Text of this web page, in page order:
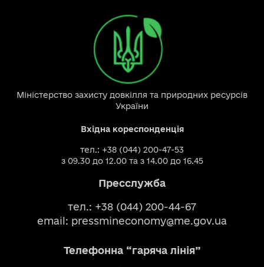
Міністерство захисту довкілля та природних ресурсів
України
Вхідна кореспонденція
тел.: +38 (044) 200-47-53
з 09.30 до 12.00 та з 14.00 до 16.45
Пресслужба
тел.: +38 (044) 200-44-67
email: pressmineconomy@me.gov.ua
Телефонна “гаряча лінія”